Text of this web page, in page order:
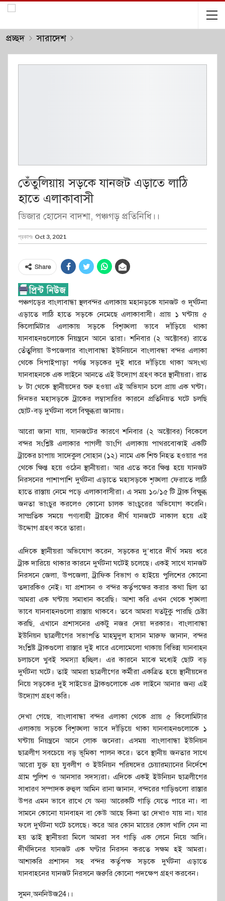
প্রচ্ছদ সারাদেশ
তেঁতুলিয়ায় সড়কে যানজট এড়াতে লাঠি
হাতে এলাকাবাসী
ডিজার হোসেন বাদশা, পঞ্চগড় প্রতিনিধি।।
প্রকাশঃ Oct 3, 2021
Share
পঞ্চগড়ের বাংলাবান্ধা স্থলবন্দর এলাকায় মহানড়কে যানজট ও দূর্ঘটনা
এড়াতে লাঠি হাতে সড়কে নেমেছে এলাকাবাসী। প্রায় ১ ঘন্টায় ৫
কিলোমিটার এলাকায় সড়কে বিশৃঙ্খলা ভাবে দাঁড়িয়ে থাকা
যানবাহনগুলোকে নিয়ন্ত্রনে আনে তারা। শনিবার (২ অক্টোবর) রাতে
তেঁতুলিয়া উপজেলার বাংলাবান্ধা ইউনিয়নে বাংলাবন্ধা বন্দর এলাকা
থেকে সিপাইপাড়া পর্যন্ত সড়কের দুই ধারে দাঁড়িয়ে থাকা অসংখ্য
যানবাহনকে এক লাইনে আনতে এই উদ্যোগ গ্রহণ করে স্থানীয়রা। রাত
৮ টা থেকে স্থানীয়দের শুরু হওয়া এই অভিযান চলে প্রায় এক ঘন্টা।
দিনভর মহাসড়কে ট্রাকের লম্বাসারির কারনে প্রতিনিয়ত ঘটে চলছি
ছোট-বড় দুর্ঘটনা বলে বিক্ষুব্ধরা জানায়।
আরো জানা যায়, যানজটের কারণে শনিবার (২ অক্টোবর) বিকেলে
বন্দর সংশ্লিষ্ট এলাকার পাগলী ডাংগি এলাকায় পাথরবোঝাই একটি
ট্রাকের চাপায় সাদেকুল সোহান (১২) নামে এক শিশু নিহত হওয়ার পর
থেকে ক্ষিপ্ত হয়ে ওঠেন স্থানীয়রা। আর এতে করে ক্ষিপ্ত হয়ে যানজট
নিরসনের পাশাপাশি দুর্ঘটনা এড়াতে মহাসড়কে শৃঙ্খলা ফেরাতে লাঠি
হাতে রাস্তায় নেমে পড়ে এলাকাবাসীরা। এ সময় ১০/১৫ টি ট্রাক বিক্ষুব্ধ
জনতা ভাংচুর করলেও কোনো চালক ভাংচুরের অভিযোগ করেনি।
সাম্প্রতিক সময়ে পণ্যবাহী ট্রাকের দীর্ঘ যানজটে নাকাল হয়ে এই
উদ্দোগ গ্রহণ করে তারা।
এদিকে স্থানীয়রা অভিযোগ করেন, সড়কের দু’ধারে দীর্ঘ সময় ধরে
ট্রাক দারিয়ে থাকার কারনে দুর্ঘটনা ঘটেই চলেছে। একই সাথে যানজট
নিরসনে জেলা, উপজেলা, ট্রাফিক বিভাগ ও হাইয়ে পুলিশের কোনো
তদারকিও নেই। যা প্রশাসন ও বন্দর কর্তৃপক্ষের করার কথা ছিল তা
আমরা এক ঘন্টায় সমাধান করেছি। আশা করি এখন থেকে শৃঙ্খলা
ভাবে যানবাহনগুলো রাস্তায় থাকবে। তবে আমরা যতটুকু পারছি চেষ্টা
করছি, এখানে প্রশাসনের একটু নজর দেয়া দরকার। বাংলাবান্ধা
ইউনিয়ন ছাত্রলীগের সভাপতি মাহমুদুল হাসান মারুফ জানান, বন্দর
সংশ্লিষ্ট ট্রাকগুলো রাস্তার দুই ধারে এলোমেলো থাকায় বিভিন্ন যানবাহন
চলাচলে খুবই সমস্যা হচ্ছিল। এর কারনে মাঝে মধ্যেই ছোট বড়
দুর্ঘটনা ঘটে। তাই আমরা ছাত্রলীগের কর্মীরা একত্রিত হয়ে স্থানীয়দের
নিয়ে সড়কের দুই সাইডের ট্রাকগুলোকে এক লাইনে আনার জন্য এই
উদ্যোগ গ্রহণ করি।
দেখা গেছে, বাংলাবান্ধা বন্দর এলাকা থেকে প্রায় ৫ কিলোমিটার
এলাকায় সড়কে বিশৃঙ্খলা ভাবে দাঁড়িয়ে থাকা যানবাহনগুলোকে ১
ঘন্টায় নিয়ন্ত্রনে আনে লোক জনেরা। এসময় বাংলাবান্ধা ইউনিয়ন
ছাত্রলীগ সবচেয়ে বড় ভূমিকা পালন করে। তবে স্থানীয় জনতার সাথে
আরো যুক্ত হয় যুবলীগ ও ইউনিয়ন পরিষদের চেয়ারম্যানের নির্দেশে
গ্রাম পুলিশ ও আনসার সদস্যরা। এদিকে একই ইউনিয়ন ছাত্রলীগের
সাধারণ সম্পাদক রুহুল আমিন রানা জানান, বন্দরের গাড়িগুলো রাস্তার
উপর এমন ভাবে রাখে যে অন্য আরেকটি গাড়ি যেতে পারে না। বা
সামনে কোনো যানবাহন বা কেউ আছে কিনা তা দেখাও যায় না। যার
ফলে দুর্ঘটনা ঘটে চলেছে। করে আর কোন মায়ের কোল খালি যেন না
হয় তাই স্থানীয়রা মিলে আমরা সব গাড়ি এক লেনে নিয়ে আসি।
দীর্ঘদিনের যানজট এক ঘণ্টার নিরসন করতে সক্ষম হই আমরা।
আশাকরি প্রশাসন সহ বন্দর কর্তৃপক্ষ সড়কে দুর্ঘটনা এড়াতে
যানবাহনের যানজট নিরসনে জরুরি কোনো পদক্ষেপ গ্রহণ করবেন।
সুমন,অননিউজ24।।